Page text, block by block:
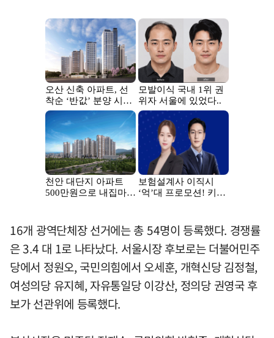
16개 광역단체장 선거에는 총 54명이 등록했다. 경쟁률
은 3.4 대 1로 나타났다. 서울시장 후보로는 더불어민주
당에서 정원오, 국민의힘에서 오세훈, 개혁신당 김정철,
여성의당 유지혜, 자유통일당 이강산, 정의당 권영국 후
보가 선관위에 등록했다.